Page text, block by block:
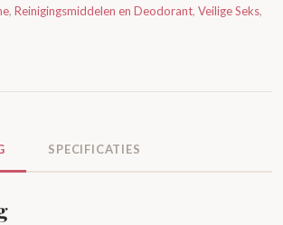
, Reinigingsmiddelen en Deodorant, Veilige Seks,
SPECIFICATIES